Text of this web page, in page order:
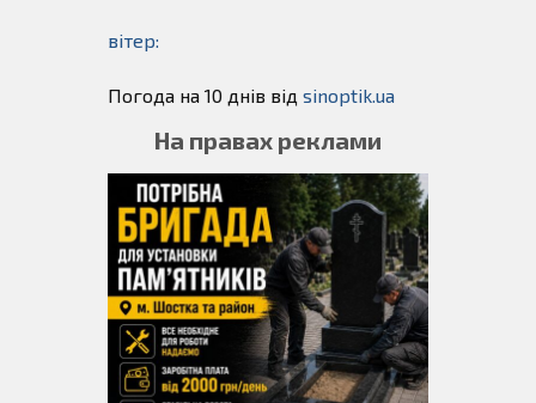
вітер:
Погода на 10 днів від sinoptik.ua
На правах реклами